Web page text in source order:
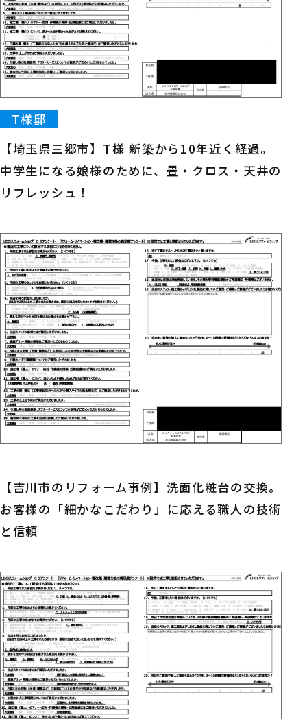
T様邸
【埼玉県三郷市】T様 新築から10年近く経過。
中学生になる娘様のために、畳・クロス・天井の
リフレッシュ！
【吉川市のリフォーム事例】洗面化粧台の交換。
お客様の「細かなこだわり」に応える職人の技術
と信頼